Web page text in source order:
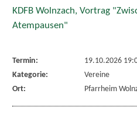
KDFB Wolnzach, Vortrag
Atempausen"
Termin:
19.10.2026
Kategorie:
Vereine
Ort:
Pfarrheim